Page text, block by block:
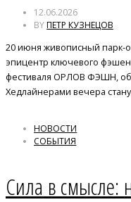
12.06.2026
BYПЕТР КУЗНЕЦОВ
20 июня живописный парк-
эпицентр ключевого
фестиваля ОРЛОВ ФЭШН,
Хедлайнерами вечера
НОВОСТИ
СОБЫТИЯ
Сила в смысле: